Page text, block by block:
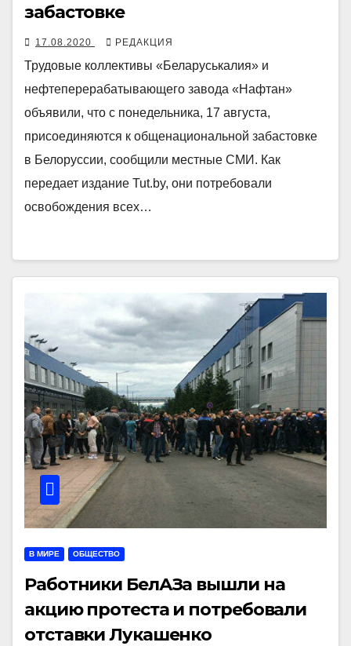
забастовке
17.08.2020 РЕДАКЦИЯ
Трудовые коллективы «Беларуськалия» и
нефтеперерабатывающего завода «Нафтан»
объявили, что с понедельника, 17 августа,
присоединяются к общенациональной забастовке
в Белоруссии, сообщили местные СМИ. Как
передает издание Tut.by, они потребовали
освобождения всех…
В МИРЕ ОБЩЕСТВО
Работники БелАЗа вышли на
акцию протеста и потребовали
отставки Лукашенко